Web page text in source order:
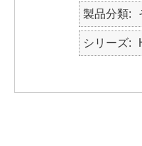
製品分類
シリーズ